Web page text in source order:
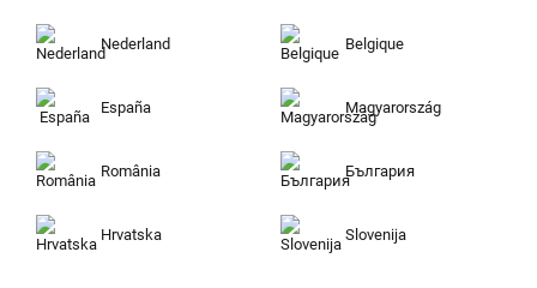
Nederland Belgique
España Magyarország
România България
Hrvatska Slovenija